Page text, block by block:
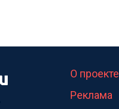
О проекте
Реклама